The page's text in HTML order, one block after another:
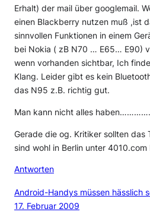
Erhalt) der mail über googlemail.
einen Blackberry nutzen muß ,ist
sinnvollen Funktionen in einem
bei Nokia ( zB N70 … E65… E90)
wenn vorhanden sichtbar, Ich
Klang. Leider gibt es kein
das N95 z.B. richtig gut.
Man kann nicht alles
Gerade die og. Kritiker sollten das
sind wohl in Berlin unter
Antworten
Android-Handys müssen hässlich
17. Februar 2009